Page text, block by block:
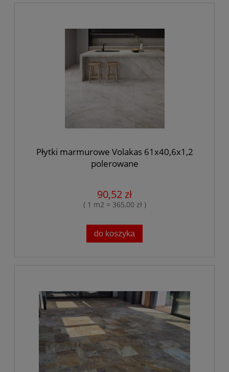
Płytki marmurowe Volakas 61x40,6x1,2
polerowane
90,52 zł
( 1 m2 = 365,00 zł )
do koszyka